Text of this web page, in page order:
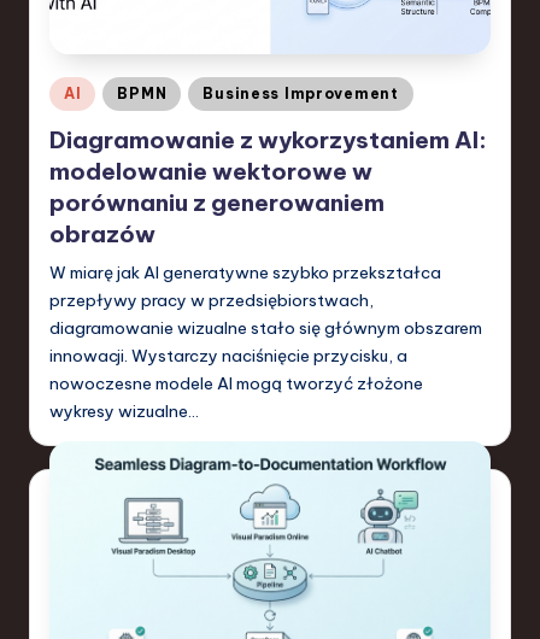
a
t
e
s
t
T
r
e
n
d
s
Posted
in
AI BPMN Business Improvement
Diagramowanie z wykorzystaniem AI:
modelowanie wektorowe w
porównaniu z generowaniem
obrazów
W miarę jak AI generatywne szybko przekształca
przepływy pracy w przedsiębiorstwach,
diagramowanie wizualne stało się głównym obszarem
innowacji. Wystarczy naciśnięcie przycisku, a
nowoczesne modele AI mogą tworzyć złożone
wykresy wizualne…